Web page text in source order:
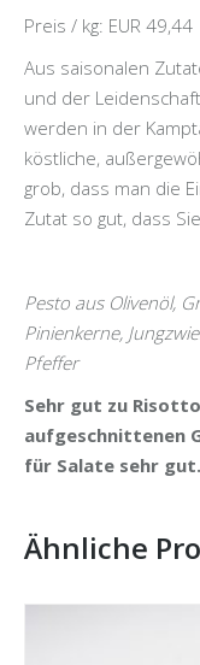
Preis / kg: EUR 49,44
Aus saisonalen
und der
werden in der
köstliche,
grob, dass man die
Zutat so gut, dass
Pesto aus Olivenöl,
Pinienkerne,
Pfeffer
Sehr gut zu
aufgeschnittenen
für Salate sehr gut.
Ähnliche